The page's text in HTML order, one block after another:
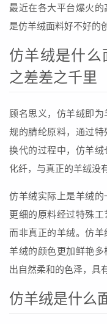
最近在各大平台爆火
是仿羊绒面料好不好的
仿羊绒是什
之差差之千里
顾名思义，仿羊绒即
规的腈纶原料，通过
换代的过程中，仿羊
化纤，与真正的羊绒没
仿羊绒实际上是羊绒
更细的原料经过特殊工
而非真正的羊绒。仿
羊绒的颜色更加鲜艳
出自然柔和的色泽，具
仿羊绒是什么